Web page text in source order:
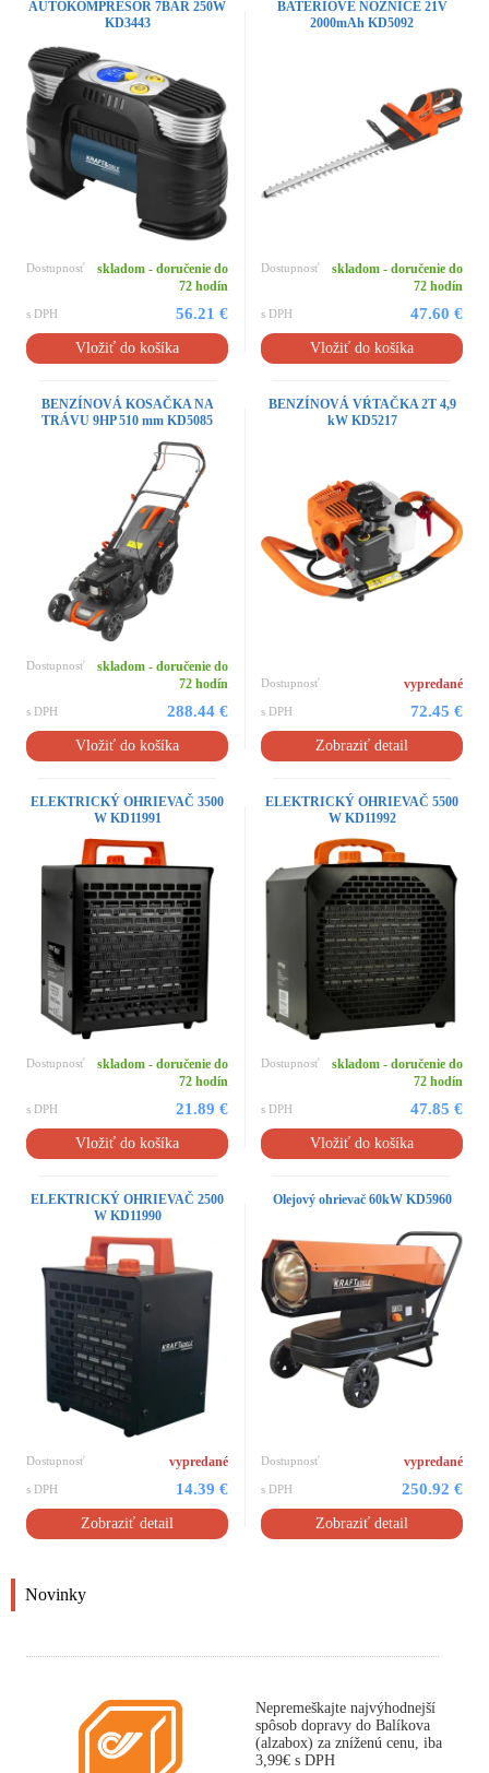
AUTOKOMPRESOR 7BAR 250W
KD3443
Dostupnosť
skladom - doručenie do
72 hodín
s DPH 56.21 €
Vložiť do košíka
BATÉRIOVÉ NOŽNICE 21V
2000mAh KD5092
Dostupnosť
skladom - doručenie do
72 hodín
s DPH 47.60 €
Vložiť do košíka
BENZÍNOVÁ KOSAČKA NA
TRÁVU 9HP 510 mm KD5085
Dostupnosť
skladom - doručenie do
72 hodín
s DPH 288.44 €
Vložiť do košíka
BENZÍNOVÁ VŔTAČKA 2T 4,9
kW KD5217
Dostupnosť vypredané
s DPH 72.45 €
Zobraziť detail
ELEKTRICKÝ OHRIEVAČ 3500
W KD11991
Dostupnosť
skladom - doručenie do
72 hodín
s DPH 21.89 €
Vložiť do košíka
ELEKTRICKÝ OHRIEVAČ 5500
W KD11992
Dostupnosť
skladom - doručenie do
72 hodín
s DPH 47.85 €
Vložiť do košíka
ELEKTRICKÝ OHRIEVAČ 2500
W KD11990
Dostupnosť vypredané
s DPH 14.39 €
Zobraziť detail
Olejový ohrievač 60kW KD5960
Dostupnosť vypredané
s DPH 250.92 €
Zobraziť detail
Novinky
Nepremeškajte najvýhodnejší
spôsob dopravy do Balíkova
(alzabox) za zníženú cenu, iba
3,99€ s DPH